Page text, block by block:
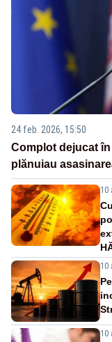
24 feb. 2026, 15:50
Complot dejucat
plănuiau
10
10
10